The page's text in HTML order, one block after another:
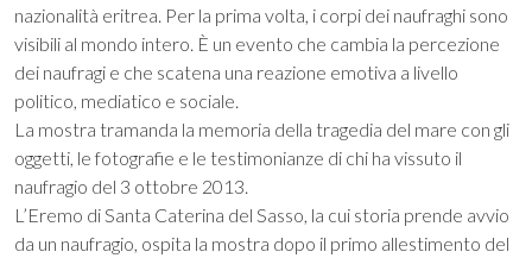
nazionalità eritrea. Per la prima volta, i corpi dei naufraghi sono
visibili al mondo intero. È un evento che cambia la percezione
dei naufragi e che scatena una reazione emotiva a livello
politico, mediatico e sociale.
La mostra tramanda la memoria della tragedia del mare con gli
oggetti, le fotografie e le testimonianze di chi ha vissuto il
naufragio del 3 ottobre 2013.
L’Eremo di Santa Caterina del Sasso, la cui storia prende avvio
da un naufragio, ospita la mostra dopo il primo allestimento del